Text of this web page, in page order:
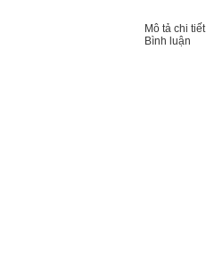
Mô tả chi tiết
Bình luận